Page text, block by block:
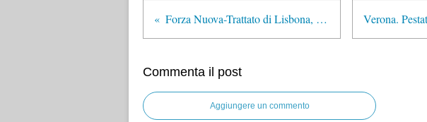
Forza Nuova-Trattato di Lisbona, quando le radici profonde non gelano
Commenta il post
Aggiungere un commento